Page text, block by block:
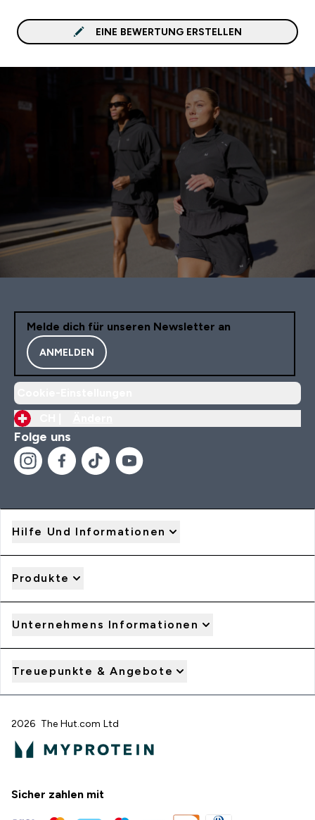
EINE BEWERTUNG ERSTELLEN
Melde dich für unseren Newsletter an
ANMELDEN
Folge uns
Hilfe Und Informationen
Produkte
Unternehmens Informationen
Treuepunkte & Angebote
2026 The Hut.com Ltd
Sicher zahlen mit